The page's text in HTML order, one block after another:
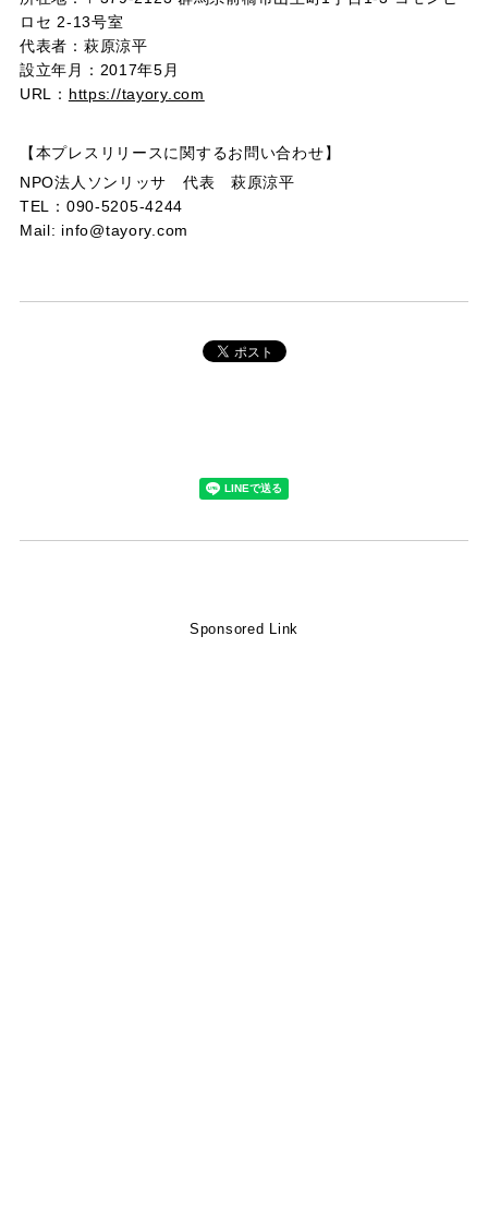
ロセ 2-13号室
代表者：萩原涼平
設立年月：2017年5月
URL： https://tayory.com
【本プレスリリースに関するお問い合わせ】
NPO法人ソンリッサ 代表 萩原涼平
TEL：090-5205-4244
Mail: info@tayory.com
Sponsored Link